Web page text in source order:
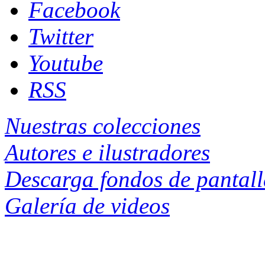
Facebook
Twitter
Youtube
RSS
Nuestras colecciones
Autores e ilustradores
Descarga fondos de
Galería de videos